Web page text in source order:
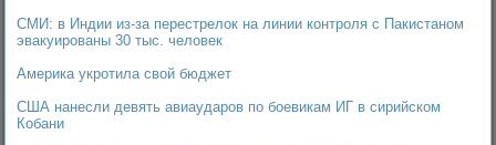
СМИ: в Индии из-за перестрелок на линии контроля с Пакистаном
эвакуированы 30 тыс. человек
Америка укротила свой бюджет
США нанесли девять авиаударов по боевикам ИГ в сирийском
Кобани